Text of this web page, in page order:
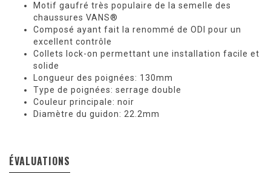
Motif gaufré très populaire de la semelle des
chaussures VANS®
Composé ayant fait la renommé de ODI pour un
excellent contrôle
Collets lock-on permettant une installation facile et
solide
Longueur des poignées: 130mm
Type de poignées: serrage double
Couleur principale: noir
Diamètre du guidon: 22.2mm
ÉVALUATIONS